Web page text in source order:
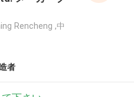
Rencheng ,中
者